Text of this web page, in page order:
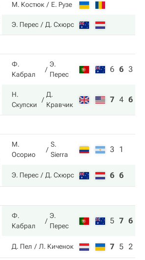
М. Костюк Е. Рузе
Э. Перес Д. Схюрс
Ф.
Кабрал
Э.
Перес
6 6 3
Н.
Скупски
Д.
Кравчик
7 4 6
М.
Осорио
S.
Sierra
3 1
Э. Перес Д. Схюрс 6 6
Ф.
Кабрал
Э.
Перес
5 7 6
Д. Пел Л. Киченок 7 5 2